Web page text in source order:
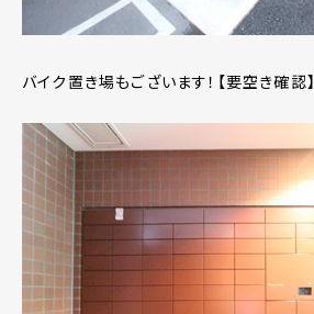
バイク置き場もございます！【要空き確認】